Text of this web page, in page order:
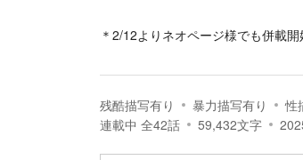
＊2/12よりネオページ様でも併載
残酷描写有り 暴力描写有り
性
連載中 全42話 59,432文字